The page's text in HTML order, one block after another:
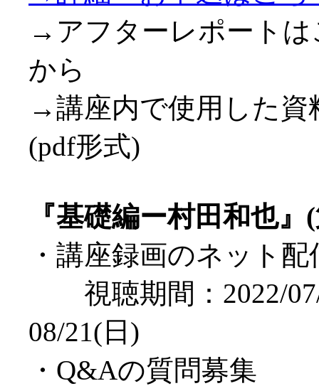
→アフターレポート
から
→講座内で使用した資
(pdf形式)
『基礎編ー村田和也』
・講座録画のネット配
視聴期間：2022/
08/21(日)
・Q&Aの質問募集